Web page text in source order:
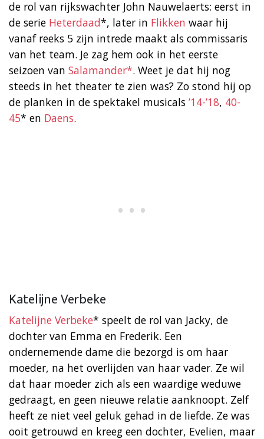
de rol van rijkswachter John Nauwelaerts: eerst in
de serie Heterdaad*, later in Flikken waar hij
vanaf reeks 5 zijn intrede maakt als commissaris
van het team. Je zag hem ook in het eerste
seizoen van Salamander*. Weet je dat hij nog
steeds in het theater te zien was? Zo stond hij op
de planken in de spektakel musicals ’14-’18, 40-
45* en Daens.
Katelijne Verbeke
Katelijne Verbeke* speelt de rol van Jacky, de
dochter van Emma en Frederik. Een
ondernemende dame die bezorgd is om haar
moeder, na het overlijden van haar vader. Ze wil
dat haar moeder zich als een waardige weduwe
gedraagt, en geen nieuwe relatie aanknoopt. Zelf
heeft ze niet veel geluk gehad in de liefde. Ze was
ooit getrouwd en kreeg een dochter, Evelien, maar